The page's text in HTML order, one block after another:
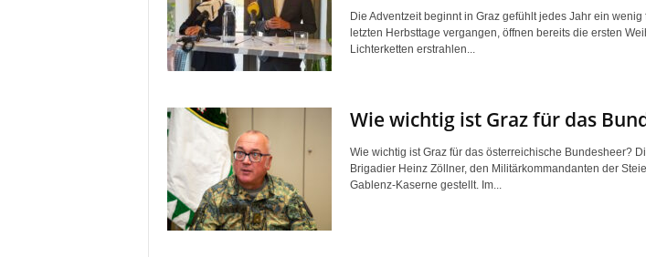
Die Adventzeit beginnt in Graz gefühlt jedes Jahr ein wenig
letzten Herbsttage vergangen, öffnen bereits die ersten
Lichterketten erstrahlen...
Wie wichtig ist Graz für das
Wie wichtig ist Graz für das österreichische Bundesheer?
Brigadier Heinz Zöllner, den Militärkommandanten der
Gablenz-Kaserne gestellt. Im...